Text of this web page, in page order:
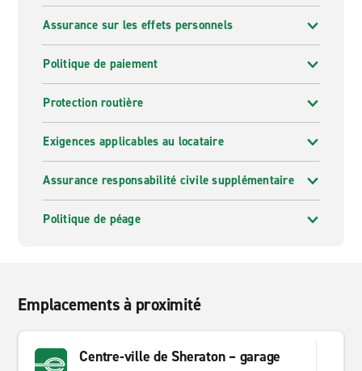
Assurance sur les effets personnels
Politique de paiement
Protection routière
Exigences applicables au locataire
Assurance responsabilité civile supplémentaire
Politique de péage
Emplacements à proximité
Centre-ville de Sheraton – garage